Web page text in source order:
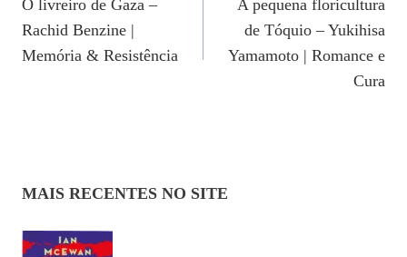
De
Post
O livreiro de Gaza –
Rachid Benzine |
Memória & Resistência
A pequena floricultura
de Tóquio – Yukihisa
Yamamoto | Romance e
Cura
MAIS RECENTES NO SITE